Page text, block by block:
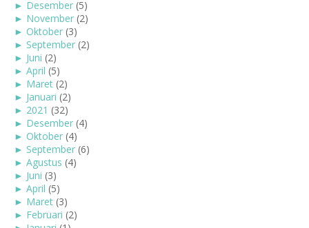
► Desember (5)
► November (2)
► Oktober (3)
► September (2)
► Juni (2)
► April (5)
► Maret (2)
► Januari (2)
► 2021 (32)
► Desember (4)
► Oktober (4)
► September (6)
► Agustus (4)
► Juni (3)
► April (5)
► Maret (3)
► Februari (2)